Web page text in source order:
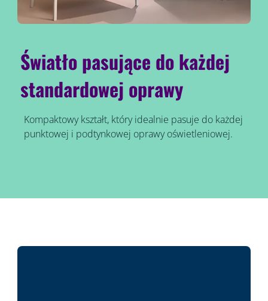
Światło pasujące do każdej
standardowej oprawy
Kompaktowy kształt, który idealnie pasuje do każdej
punktowej i podtynkowej oprawy oświetleniowej.